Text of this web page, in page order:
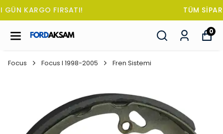
TÜM SİPARİŞLERDE OTO KOKUSU HEDİYE!
0
Focus Focus I 1998-2005 Fren Sistemi